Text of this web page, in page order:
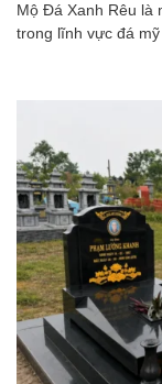
Mộ Đá Xanh Rêu là
trong lĩnh vực đá mỹ